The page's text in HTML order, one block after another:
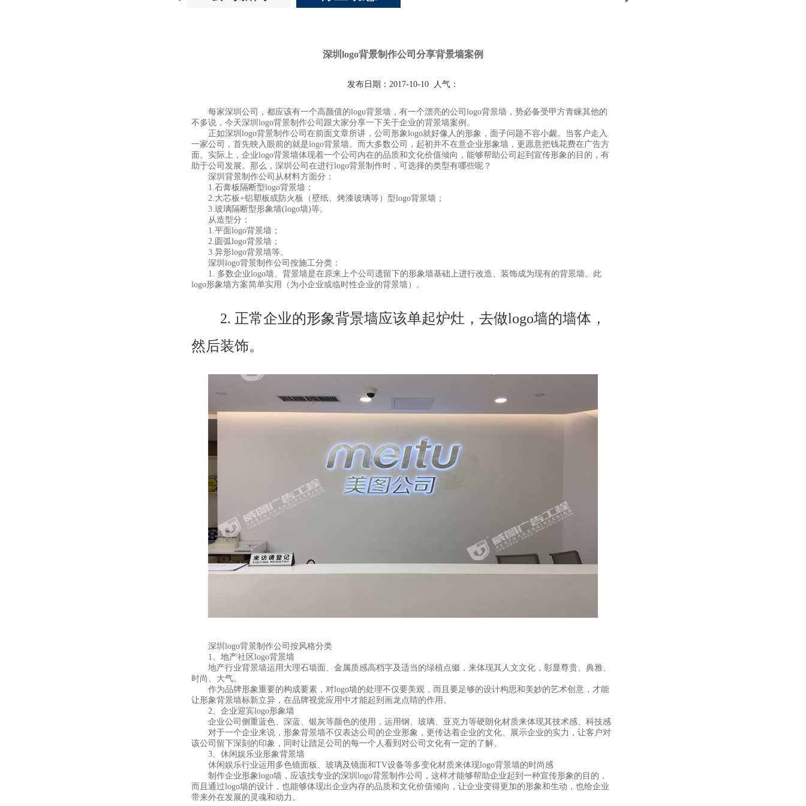
深圳logo背景制作公司分享背景墙案例
发布日期：2017-10-10 人气：
每家深圳公司，都应该有一个高颜值的logo背景墙，有一个漂亮的公司logo背景墙，势必备受甲方青睐其他的
不多说，今天深圳logo背景制作公司跟大家分享一下关于企业的背景墙案例。
正如深圳logo背景制作公司在前面文章所讲，公司形象logo就好像人的形象，面子问题不容小觑。当客户走入
一家公司，首先映入眼前的就是logo背景墙。而大多数公司，起初并不在意企业形象墙，更愿意把钱花费在广告方
面。实际上，企业logo背景墙体现着一个公司内在的品质和文化价值倾向，能够帮助公司起到宣传形象的目的，有
助于公司发展。那么，深圳公司在进行logo背景制作时，可选择的类型有哪些呢？
深圳背景制作公司从材料方面分：
1.石膏板隔断型logo背景墙；
2.大芯板+铝塑板或防火板（壁纸、烤漆玻璃等）型logo背景墙；
3.玻璃隔断型形象墙(logo墙)等。
从造型分：
1.平面logo背景墙；
2.圆弧logo背景墙；
3.异形logo背景墙等。
深圳logo背景制作公司按施工分类：
1. 多数企业logo墙、背景墙是在原来上个公司遗留下的形象墙基础上进行改造、装饰成为现有的背景墙。此
logo形象墙方案简单实用（为小企业或临时性企业的背景墙）。
2. 正常企业的形象背景墙应该单起炉灶，去做logo墙的墙体，
然后装饰。
深圳logo背景制作公司按风格分类
1、地产社区logo背景墙
地产行业背景墙运用大理石墙面、金属质感高档字及适当的绿植点缀，来体现其人文文化，彰显尊贵、典雅、
时尚、大气。
作为品牌形象重要的构成要素，对logo墙的处理不仅要美观，而且要足够的设计构思和美妙的艺术创意，才能
让形象背景墙标新立异，在品牌视觉应用中才能起到画龙点睛的作用。
2、企业迎宾logo形象墙
企业公司侧重蓝色、深蓝、银灰等颜色的使用，运用钢、玻璃、亚克力等硬朗化材质来体现其技术感、科技感
对于一个企业来说，形象背景墙不仅表达公司的企业形象，更传达着企业的文化、展示企业的实力，让客户对
该公司留下深刻的印象，同时让踏足公司的每一个人看到对公司文化有一定的了解。
3、休闲娱乐业形象背景墙
休闲娱乐行业运用多色镜面板、玻璃及镜面和TV设备等多变化材质来体现logo背景墙的时尚感
制作企业形象logo墙，应该找专业的深圳logo背景制作公司，这样才能够帮助企业起到一种宣传形象的目的，
而且通过logo墙的设计，也能够体现出企业内存的品质和文化价值倾向，让企业变得更加的形象和生动，也给企业
带来外在发展的灵魂和动力。